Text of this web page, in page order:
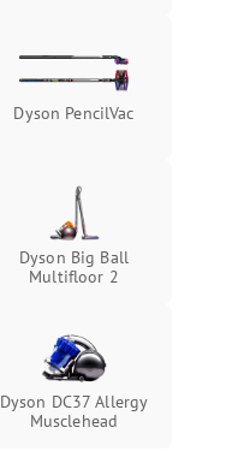
Dyson PencilVac
Dyson Big Ball
Multifloor 2
Dyson DC37 Allergy
Musclehead